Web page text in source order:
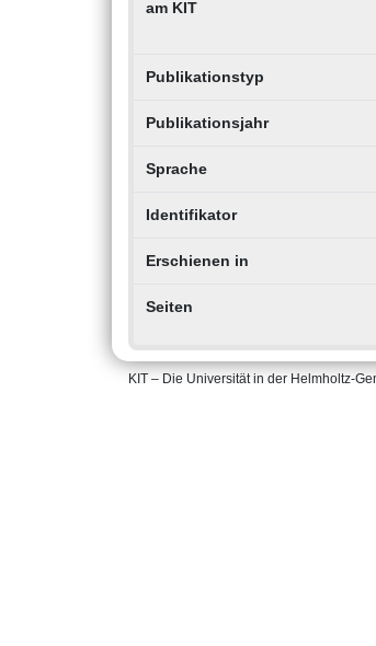
am KIT
Publikationstyp
Publikationsjahr
Sprache
Identifikator
Erschienen in
Seiten
KIT – Die Universität in der Helmholtz-